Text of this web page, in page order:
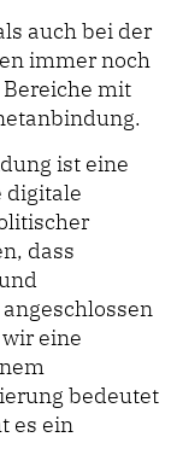
auch bei der
immer noch
mit
ist eine
digitale
dass
eine
bedeutet
es ein